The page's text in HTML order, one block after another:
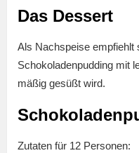
Das Dessert
Als Nachspeise empfiehlt
Schokoladenpudding mit
mäßig gesüßt wird.
Zutaten für 12 Personen: